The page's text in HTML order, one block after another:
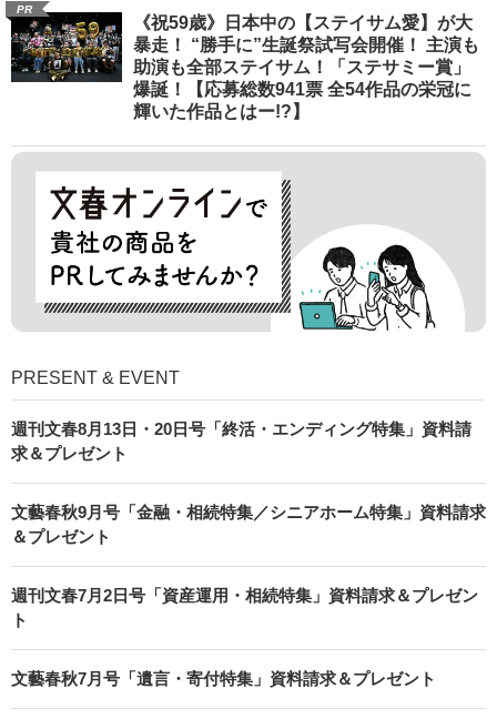
PR
《祝59歳》日本中の【ステイサム愛】が大
暴走！ “勝手に”生誕祭試写会開催！ 主演も
助演も全部ステイサム！「ステサミー賞」
爆誕！【応募総数941票 全54作品の栄冠に
輝いた作品とはー!?】
PRESENT & EVENT
週刊文春8月13日・20日号「終活・エンディング特集」資料請
求＆プレゼント
文藝春秋9月号「金融・相続特集／シニアホーム特集」資料請求
＆プレゼント
週刊文春7月2日号「資産運用・相続特集」資料請求＆プレゼン
ト
文藝春秋7月号「遺言・寄付特集」資料請求＆プレゼント